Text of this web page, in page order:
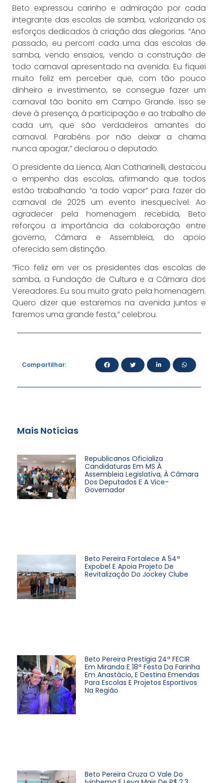
Beto expressou carinho e admiração por cada
integrante das escolas de samba, valorizando os
esforços dedicados à criação das alegorias. “Ano
passado, eu percorri cada uma das escolas de
samba, vendo ensaios, vendo a construção de
todo carnaval apresentado na avenida. Eu fiquei
muito feliz em perceber que, com tão pouco
dinheiro e investimento, se consegue fazer um
carnaval tão bonito em Campo Grande. Isso se
deve à presença, à participação e ao trabalho de
cada um, que são verdadeiros amantes do
carnaval. Parabéns por não deixar a chama
nunca apagar,” declarou o deputado.
O presidente da Lienca, Alan Catharinelli, destacou
o empenho das escolas, afirmando que todos
estão trabalhando “a todo vapor” para fazer do
carnaval de 2025 um evento inesquecível. Ao
agradecer pela homenagem recebida, Beto
reforçou a importância da colaboração entre
governo, Câmara e Assembleia, do apoio
oferecido sem distinção.
“Fico feliz em ver os presidentes das escolas de
samba, a Fundação de Cultura e a Câmara dos
Vereadores. Eu sou muito grato pela homenagem.
Quero dizer que estaremos na avenida juntos e
faremos uma grande festa,” celebrou.
Compartilhar:
Mais Notícias
Republicanos Oficializa
Candidaturas Em MS À
Assembleia Legislativa, À Câmara
Dos Deputados E A Vice-
Governador
Beto Pereira Fortalece A 54ª
Expobel E Apoia Projeto De
Revitalização Do Jockey Clube
Beto Pereira Prestigia 24ª FECIR
Em Miranda E 18ª Festa Da Farinha
Em Anastácio, E Destina Emendas
Para Escolas E Projetos Esportivos
Na Região
Beto Pereira Cruza O Vale Do